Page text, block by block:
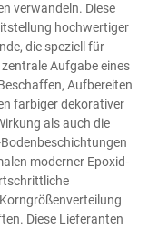
verwandeln. Diese
hochwertiger
die speziell für
Aufgabe eines
Aufbereiten
farbiger dekorativer
als auch die
moderner Epoxid-
Diese Lieferanten